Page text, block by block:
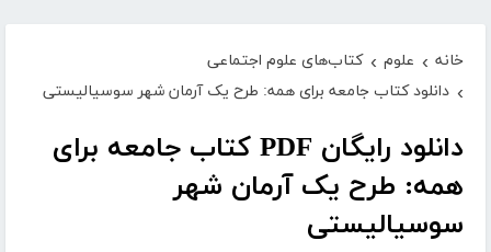
خانه › علوم › کتاب‌های علوم اجتماعی
› دانلود کتاب جامعه برای همه: طرح یک آرمان شهر سوسیالیستی
دانلود رایگان PDF کتاب جامعه برای
همه: طرح یک آرمان شهر
سوسیالیستی